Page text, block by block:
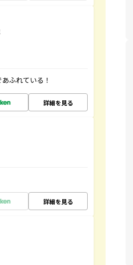
ふれている！
詳細を見る
詳細を見る